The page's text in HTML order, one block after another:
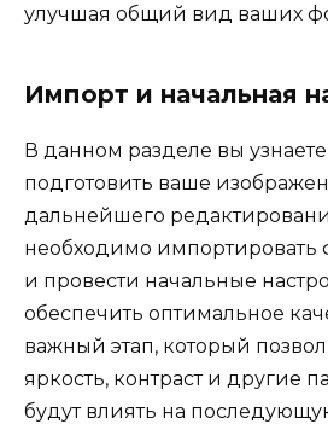
улучшая общий вид ваших
Импорт и начальная
В данном разделе вы
подготовить ваше
дальнейшего
необходимо импортировать
и провести начальные
обеспечить оптимальное
важный этап, который
яркость, контраст и другие
будут влиять на